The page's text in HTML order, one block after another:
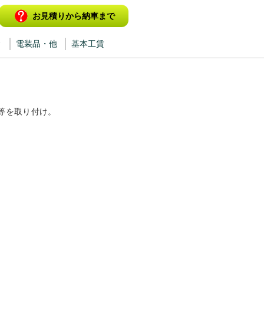
お見積りから納車まで
電装品・他 基本工賃
取り付け。